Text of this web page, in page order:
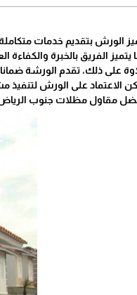
الورش بتقديم خدمات
يتميز الفريق بالخبرة
على ذلك، تقدم الورشة
الاعتماد على الورش لتنفيذ
مقاول مظلات جنوب